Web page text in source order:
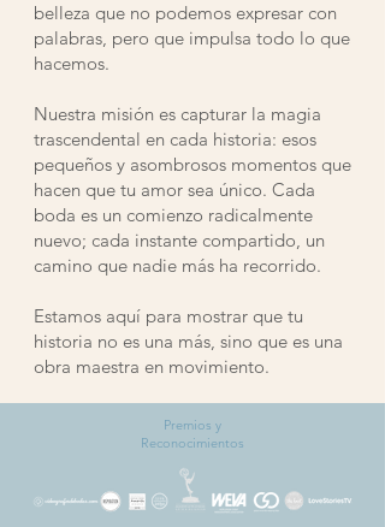
belleza que no podemos expresar con
palabras, pero que impulsa todo lo que
hacemos.
Nuestra misión es capturar la magia
trascendental en cada historia: esos
pequeños y asombrosos momentos que
hacen que tu amor sea único. Cada
boda es un comienzo radicalmente
nuevo; cada instante compartido, un
camino que nadie más ha recorrido.
Estamos aquí para mostrar que tu
historia no es una más, sino que es una
obra maestra en movimiento.
Premios y
Reconocimientos